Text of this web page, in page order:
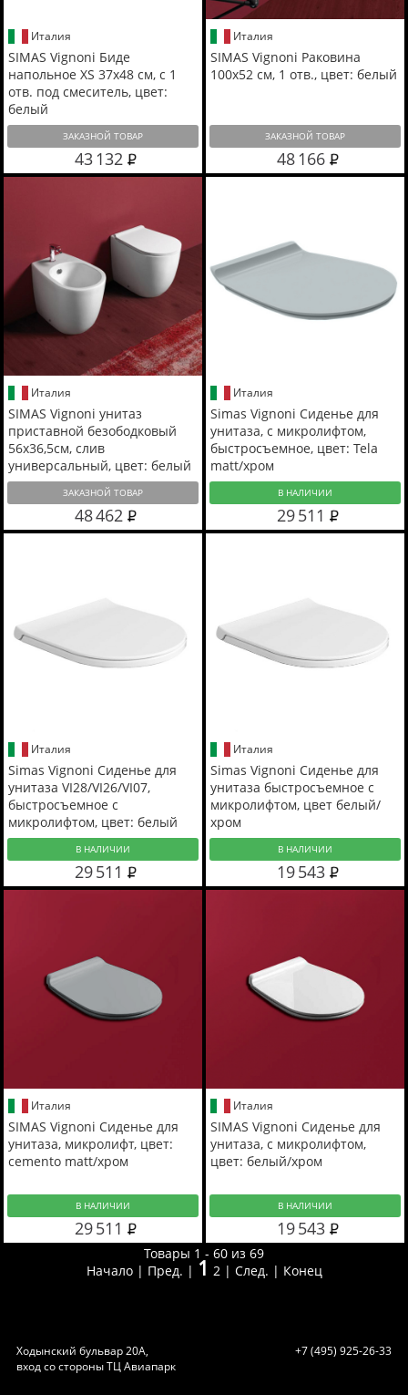
Италия
SIMAS Vignoni Биде
напольное XS 37х48 см, с 1
отв. под смеситель, цвет:
белый
ЗАКАЗНОЙ ТОВАР
43 132
Италия
SIMAS Vignoni Раковина
100х52 см, 1 отв., цвет: белый
ЗАКАЗНОЙ ТОВАР
48 166
Италия
SIMAS Vignoni унитаз
приставной безободковый
56х36,5см, слив
универсальный, цвет: белый
ЗАКАЗНОЙ ТОВАР
48 462
Италия
Simas Vignoni Сиденье для
унитаза, с микролифтом,
быстросъемное, цвет: Tela
matt/хром
В НАЛИЧИИ
29 511
Италия
Simas Vignoni Сиденье для
унитаза VI28/VI26/VI07,
быстросъемное с
микролифтом, цвет: белый
матовый
В НАЛИЧИИ
29 511
Италия
Simas Vignoni Сиденье для
унитаза быстросъемное с
микролифтом, цвет белый/
хром
В НАЛИЧИИ
19 543
Италия
SIMAS Vignoni Сиденье для
унитаза, микролифт, цвет:
cemento matt/хром
В НАЛИЧИИ
29 511
Италия
SIMAS Vignoni Сиденье для
унитаза, с микролифтом,
цвет: белый/хром
В НАЛИЧИИ
19 543
Товары 1 - 60 из 69
Начало | Пред. | 1 2| След. | Конец
Ходынский бульвар 20А,
вход со стороны ТЦ Авиапарк
+7 (495) 925-26-33